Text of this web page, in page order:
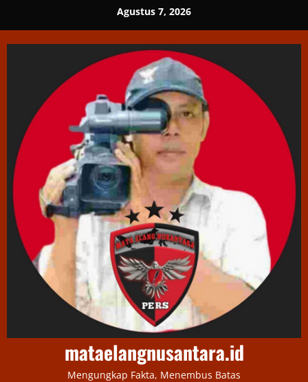
to
content
Agustus 7, 2026
mataelangnusantara.id
Mengungkap Fakta, Menembus Batas